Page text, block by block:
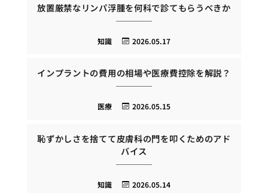
放置厳禁なリンパ浮腫を何科で診てもらうべきか
2026.05.17
知識
インプラントの費用の相場や医療費控除を解説？
2026.05.15
医療
恥ずかしさを捨てて皮膚科の門を叩くためのアド
バイス
2026.05.14
知識